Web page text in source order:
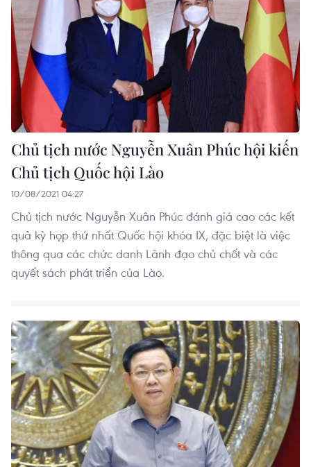
Chủ tịch nước Nguyễn Xuân Phúc hội kiến
Chủ tịch Quốc hội Lào
10/08/2021 04:27
Chủ tịch nước Nguyễn Xuân Phúc đánh giá cao các kết
quả kỳ họp thứ nhất Quốc hội khóa IX, đặc biệt là việc
thông qua các chức danh Lãnh đạo chủ chốt và các
quyết sách phát triển của Lào.